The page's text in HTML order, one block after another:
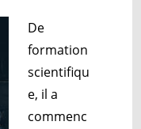
De
formation
scientifiqu
e, il a
commenc